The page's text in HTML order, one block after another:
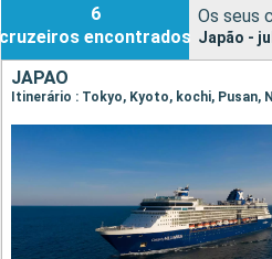
6
cruzeiros encontrados
Os seus
Japão -
JAPÃO
Itinerário : Tokyo, Kyoto, kochi, Pusan,